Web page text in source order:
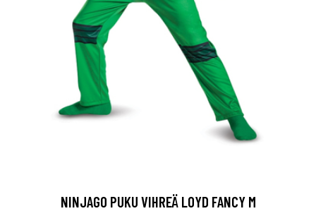
NINJAGO PUKU VIHREÄ LOYD FANCY M